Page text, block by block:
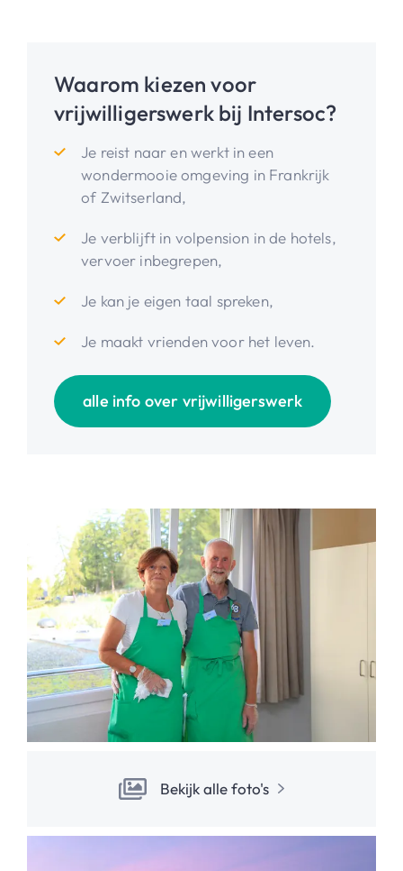
Waarom kiezen voor
vrijwilligerswerk bij Intersoc?
Je reist naar en werkt in een
wondermooie omgeving in Frankrijk
of Zwitserland,
Je verblijft in volpension in de hotels,
vervoer inbegrepen,
Je kan je eigen taal spreken,
Je maakt vrienden voor het leven.
alle info over vrijwilligerswerk
Bekijk alle foto's